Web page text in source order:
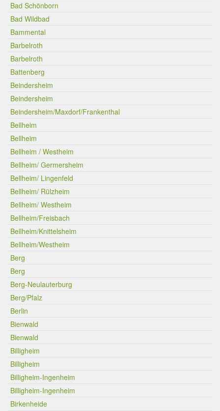
Bad Schönborn
Bad Wildbad
Bammental
Barbelroth
Barbelroth
Battenberg
Beindersheim
Beindersheim
Beindersheim/Maxdorf/Frankenthal
Bellheim
Bellheim
Bellheim / Westheim
Bellheim/ Germersheim
Bellheim/ Lingenfeld
Bellheim/ Rülzheim
Bellheim/ Westheim
Bellheim/Freisbach
Bellheim/Knittelsheim
Bellheim/Westheim
Berg
Berg
Berg-Neulauterburg
Berg/Pfalz
Berlin
Bienwald
Bienwald
Billigheim
Billigheim
Billigheim-Ingenheim
Billigheim-Ingenheim
Birkenheide